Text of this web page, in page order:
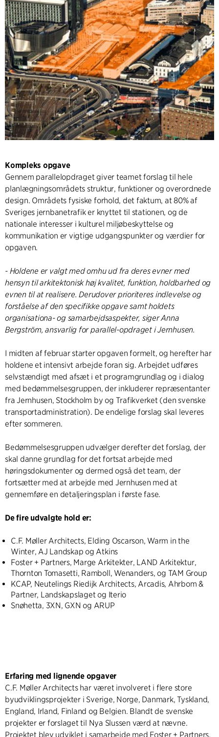
Kompleks opgave
Gennem parallelopdraget giver teamet forslag til hele
planlægningsområdets struktur, funktioner og overordnede
design. Områdets fysiske forhold, det faktum, at 80% af
Sveriges jernbanetrafik er knyttet til stationen, og de
nationale interesser i kulturel miljøbeskyttelse og
kommunikation er vigtige udgangspunkter og værdier for
opgaven.
- Holdene er valgt med omhu ud fra deres evner med
hensyn til arkitektonisk høj kvalitet, funktion, holdbarhed og
evnen til at realisere. Derudover prioriteres indlevelse og
forståelse af den specifikke opgave samt holdets
organisationa- og samarbejdsaspekter, siger Anna
Bergström, ansvarlig for parallel-opdraget i Jernhusen.
I midten af ​​februar starter opgaven formelt, og herefter har
holdene et intensivt arbejde foran sig. Arbejdet udføres
selvstændigt med afsæt i et programgrundlag og i dialog
med bedømmelsesgruppen, der inkluderer repræsentanter
fra Jernhusen, Stockholm by og Trafikverket (den svenske
transportadministration). De endelige forslag skal leveres
efter sommeren.
Bedømmelsesgruppen udvælger derefter det forslag, der
skal danne grundlag for det fortsat arbejde med
høringsdokumenter og dermed også det team, der
fortsætter med at arbejde med Jernhusen med at
gennemføre en detaljeringsplan i første fase.
De fire udvalgte hold er:
C.F. Møller Architects, Elding Oscarson, Warm in the
Winter, AJ Landskap og Atkins
Foster + Partners, Marge Arkitekter, LAND Arkitektur,
Thornton Tomasetti, Ramboll, Wenanders, og TAM Group
KCAP, Neutelings Riedijk Architects, Arcadis, Ahrbom &
Partner, Landskapslaget og Iterio
Snøhetta, 3XN, GXN og ARUP
Erfaring med lignende opgaver
C.F. Møller Architects har været involveret i flere store
byudviklingsprojekter i Sverige, Norge, Danmark, Tyskland,
England, Irland, Finland og Belgien. Blandt de svenske
projekter er forslaget til Nya Slussen værd at nævne.
Projektet blev udviklet i samarbejde med Foster + Partners.